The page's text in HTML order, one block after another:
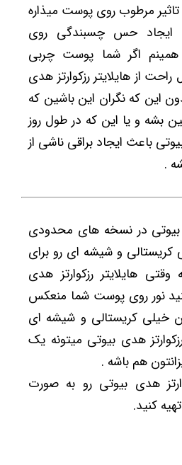
مرطوب روی پوست میذاره
ایجاد حس چسبندگی روی
همینم اگر شما پوست چربی
راحت از هایلایتر رزکوارتز هدی
این که نگران این باشین که
بشه و یا این که در طول روز
باعث ایجاد براقی ناشی از
.
بیوتی در نسخه های محدودی
و شیشه ای رو برای
هایلایتر رزکوارتز هدی
نور روی پوست شما منعکس
خیلی کریستالی و شیشه ای
هدی بیوتی میتونه یک
هم باشه .
هدی بیوتی رو به صورت
کنید.